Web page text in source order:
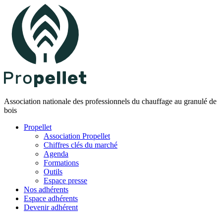
Association nationale des professionnels du chauffage au granulé de
bois
Propellet
Association Propellet
Chiffres clés du marché
Agenda
Formations
Outils
Espace presse
Nos adhérents
Espace adhérents
Devenir adhérent